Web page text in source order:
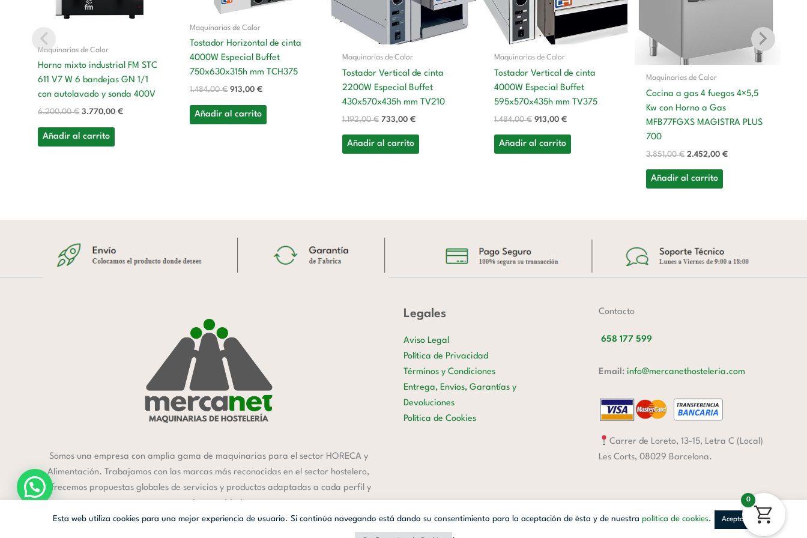
Maquinarias de Calor
Horno mixto industrial FM STC
611 V7 W 6 bandejas GN 1/1
con autolavado y sonda 400V
6.200,00€ 3.770,00€
Añadir al carrito
Maquinarias de Calor
Tostador Horizontal de cinta
4000W Especial Buffet
750x630x315h mm TCH375
1.484,00€ 913,00€
Añadir al carrito
Maquinarias de Calor
Tostador Vertical de cinta
2200W Especial Buffet
430x570x435h mm TV210
1.192,00€ 733,00 €
Añadir al carrito
Maquinarias de Calor
Tostador Vertical de cinta
4000W Especial Buffet
595x570x435h mm TV375
1.484,00€ 913,00 €
Añadir al carrito
Maquinarias de Calor
Cocina a gas 4 fuegos 4×5,5
Kw con Horno a Gas
MFB77FGXS MAGISTRA PLUS
700
3.851,00€ 2.452,00 €
Añadir al carrito
Somos una empresa con amplia gama de maquinarias para el sector HORECA y
Alimentación. Trabajamos con las marcas más reconocidas en el sector hostelero,
ofrecemos propuestas globales de servicios y productos adaptadas a cada perfil y
Legales
Aviso Legal
Política de Privacidad
Términos y Condiciones
Entrega, Envíos, Garantías y
Devoluciones
Política de Cookies
Contacto
658 177 599
Email: info@mercanethosteleria.com
Carrer de Loreto, 13-15, Letra C (Local)
Les Corts, 08029 Barcelona.
| Webmaster OWH Cloud Instagram
Esta web utiliza cookies para una mejor experiencia de usuario. Si continúa navegando está dando su consentimiento para la aceptación de ésta y de nuestra política de cookies. Aceptar
0